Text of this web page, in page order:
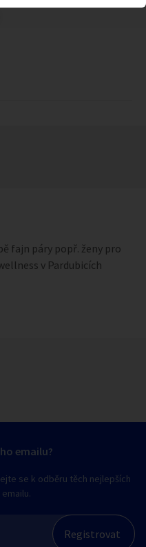
fajn páry popř. ženy pro
v Pardubicích
emailu?
se k odběru těch nejlepších